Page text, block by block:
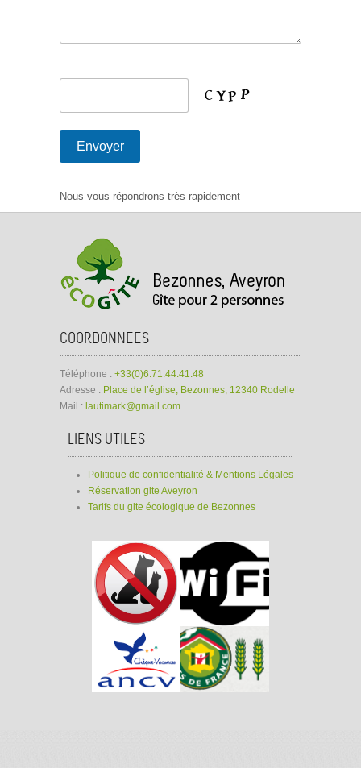
Nous vous répondrons très rapidement
COORDONNEES
Téléphone : +33(0)6.71.44.41.48
Adresse : Place de l’église, Bezonnes, 12340 Rodelle
Mail : lautimark@gmail.com
LIENS UTILES
Politique de confidentialité & Mentions Légales
Réservation gite Aveyron
Tarifs du gite écologique de Bezonnes